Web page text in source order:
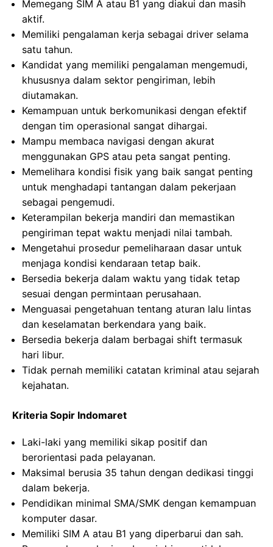
Memegang SIM A atau B1 yang diakui dan masih
aktif.
Memiliki pengalaman kerja sebagai driver selama
satu tahun.
Kandidat yang memiliki pengalaman mengemudi,
khususnya dalam sektor pengiriman, lebih
diutamakan.
Kemampuan untuk berkomunikasi dengan efektif
dengan tim operasional sangat dihargai.
Mampu membaca navigasi dengan akurat
menggunakan GPS atau peta sangat penting.
Memelihara kondisi fisik yang baik sangat penting
untuk menghadapi tantangan dalam pekerjaan
sebagai pengemudi.
Keterampilan bekerja mandiri dan memastikan
pengiriman tepat waktu menjadi nilai tambah.
Mengetahui prosedur pemeliharaan dasar untuk
menjaga kondisi kendaraan tetap baik.
Bersedia bekerja dalam waktu yang tidak tetap
sesuai dengan permintaan perusahaan.
Menguasai pengetahuan tentang aturan lalu lintas
dan keselamatan berkendara yang baik.
Bersedia bekerja dalam berbagai shift termasuk
hari libur.
Tidak pernah memiliki catatan kriminal atau sejarah
kejahatan.
Kriteria Sopir Indomaret
Laki-laki yang memiliki sikap positif dan
berorientasi pada pelayanan.
Maksimal berusia 35 tahun dengan dedikasi tinggi
dalam bekerja.
Pendidikan minimal SMA/SMK dengan kemampuan
komputer dasar.
Memiliki SIM A atau B1 yang diperbarui dan sah.